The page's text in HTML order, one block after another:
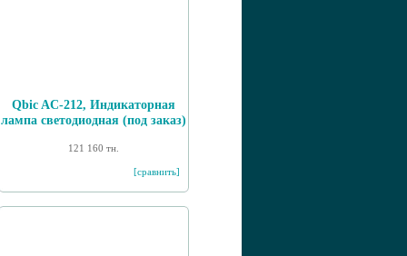
Qbic AC-212, Индикаторная
лампа светодиодная (под заказ)
121 160 тн.
[сравнить]